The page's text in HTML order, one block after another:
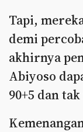
Tapi,
demi
akhirnya
Abiyoso
90+5 dan